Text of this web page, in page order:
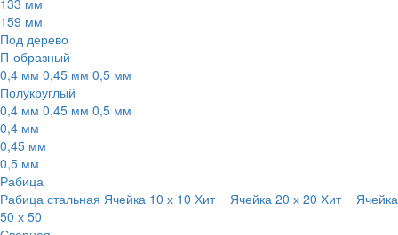
159 мм
Под дерево
П-образный
0,4 мм 0,45 мм 0,5 мм
Полукруглый
0,4 мм 0,45 мм 0,5 мм
0,4 мм
0,45 мм
0,5 мм
Рабица
Рабица стальная Ячейка 10 х 10 Хит Ячейка 20 х 20 Хит
Ячейка
50 х 50